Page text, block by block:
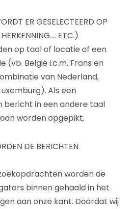
ER GESELECTEERD OP
ETC.)
op taal of locatie of een
(vb. België i.c.m. Frans en
van Nederland,
Als een
bericht in een andere taal
worden opgepikt.
DE BERICHTEN
worden de
binnen gehaald in het
aan onze kant. Doordat wij